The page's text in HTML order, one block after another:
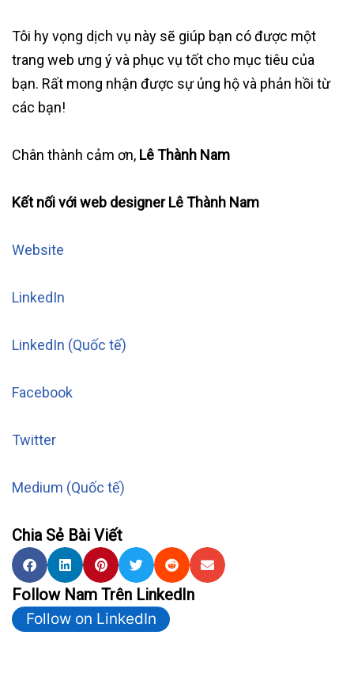
Tôi hy vọng dịch vụ này sẽ giúp bạn có được một
trang web ưng ý và phục vụ tốt cho mục tiêu của
bạn. Rất mong nhận được sự ủng hộ và phản hồi từ
các bạn!
Chân thành cảm ơn, Lê Thành Nam
Kết nối với web designer Lê Thành Nam
Website
LinkedIn
LinkedIn (Quốc tế)
Facebook
Twitter
Medium (Quốc tế)
Chia Sẻ Bài Viết
Follow Nam Trên LinkedIn
Follow on LinkedIn